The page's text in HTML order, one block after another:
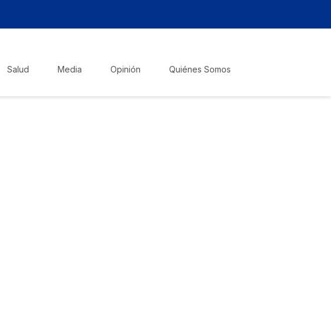
Salud Media Opinión Quiénes Somos